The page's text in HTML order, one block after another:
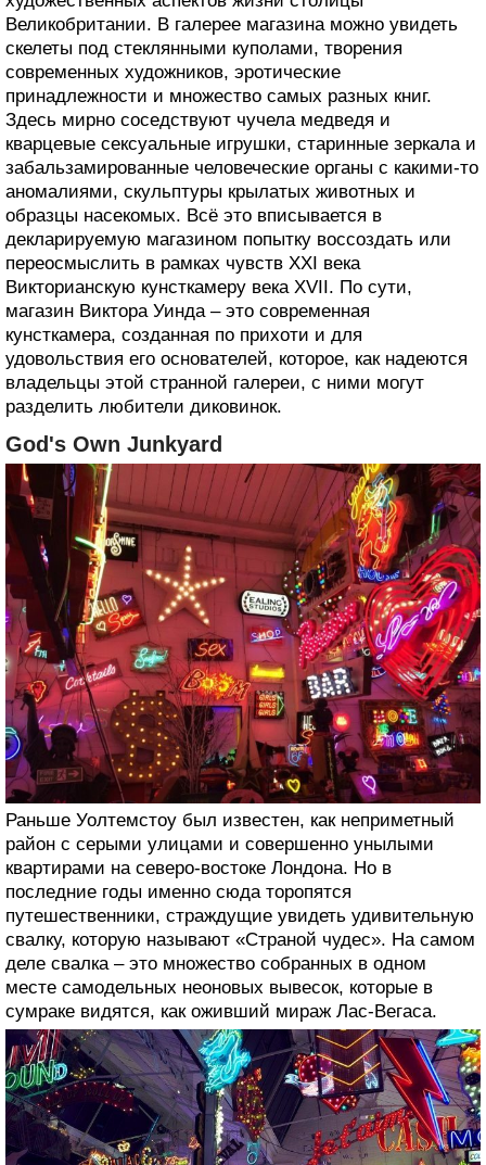
Великобритании. В галерее магазина можно увидеть
скелеты под стеклянными куполами, творения
современных художников, эротические
принадлежности и множество самых разных книг.
Здесь мирно соседствуют чучела медведя и
кварцевые сексуальные игрушки, старинные зеркала и
забальзамированные человеческие органы с какими-то
аномалиями, скульптуры крылатых животных и
образцы насекомых. Всё это вписывается в
декларируемую магазином попытку воссоздать или
переосмыслить в рамках чувств ХХI века
Викторианскую кунсткамеру века XVII. По сути,
магазин Виктора Уинда – это современная
кунсткамера, созданная по прихоти и для
удовольствия его основателей, которое, как надеются
владельцы этой странной галереи, с ними могут
разделить любители диковинок.
God's Own Junkyard
Раньше Уолтемстоу был известен, как неприметный
район с серыми улицами и совершенно унылыми
квартирами на северо-востоке Лондона. Но в
последние годы именно сюда торопятся
путешественники, страждущие увидеть удивительную
свалку, которую называют «Страной чудес». На самом
деле свалка – это множество собранных в одном
месте самодельных неоновых вывесок, которые в
сумраке видятся, как оживший мираж Лас-Вегаса.